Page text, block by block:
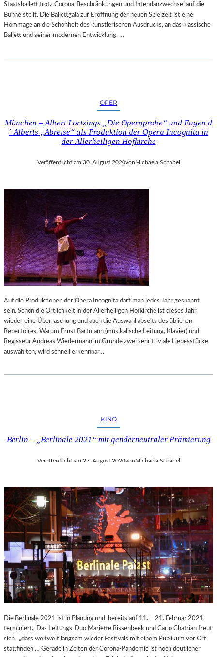
Staatsballett trotz Corona-Beschränkungen und Intendanzwechsel auf die
Bühne stellt. Die Ballettgala zur Eröffnung der neuen Spielzeit ist eine
Hommage an die Schönheit des künstlerischen Ausdrucks, an das klassische
Ballett und seiner modernen Entwicklung. …
OPER
München – Albert Lortzings „Die Opernprobe“ und Eugen d
´ Alberts „Abreise“ als Produktion der Opera Incognita in
der Allerheiligen Hofkirche
Veröffentlicht am:30. August 2020vonMichaela Schabel
Auf die Produktionen der Opera Incognita darf man jedes Jahr gespannt
sein. Schon die Örtlichkeit in der Allerheiligen Hofkirche ist dieses Jahr
wieder eine Überraschung und auch die Auswahl abseits des üblichen
Repertoires. Warum Ernst Bartmann (musikalische Leitung, Klavier) und
Regisseur Andreas Wiedermann im Grunde zwei sehr triviale Liebesstücke
auswählten, wird schnell erkennbar…
KINO
Berlin – „Berlinale 2021“ mit genderneutraler Prämierung
Veröffentlicht am:27. August 2020vonMichaela Schabel
Die Berlinale 2021 ist in Planung und bereits auf 11. – 21. Februar 2021
terminiert. Das Leitungs-Duo Mariette Rissenbeek und Carlo Chatrian freut
sich, „dass weltweit langsam wieder Festivals mit einem Publikum vor Ort
stattfinden … Gerade in Zeiten der Corona-Pandemie ist noch deutlicher